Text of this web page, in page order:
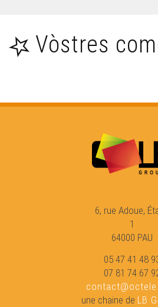
Vòstres
6, rue Adoue,
1
64000 PAU
05 47 41 48
07 81 74 67
une chaine de LB